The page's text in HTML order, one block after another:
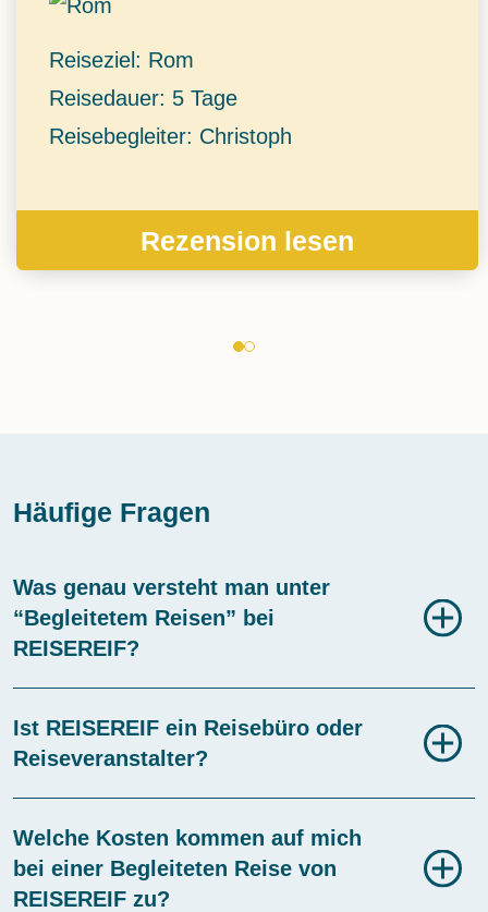
Reiseziel: Rom
Reisedauer: 5 Tage
Reisebegleiter: Christoph
Rezension lesen
Häufige Fragen
Was genau versteht man unter
“Begleitetem Reisen” bei
REISEREIF?
Ist REISEREIF ein Reisebüro oder
Reiseveranstalter?
Welche Kosten kommen auf mich
bei einer Begleiteten Reise von
REISEREIF zu?